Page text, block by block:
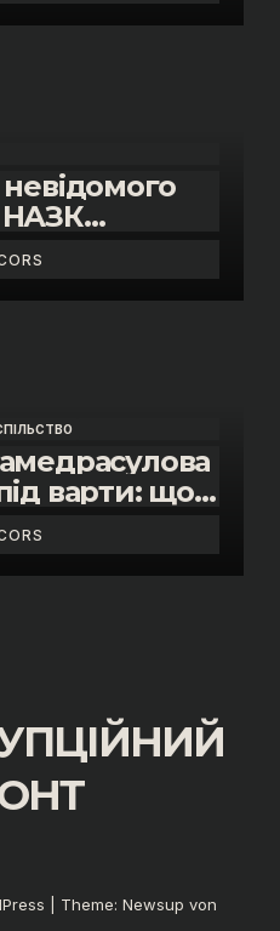
НАЗК
життя
“Тиса”
варти: що
суду»
Theme: Newsup von